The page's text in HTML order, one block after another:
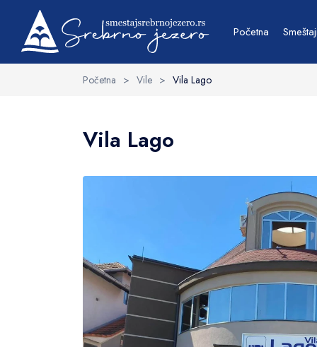
Početna Smeštaji
Početna > Vile > Vila Lago
Osnovne informacije Sadržaj
Vila Lago